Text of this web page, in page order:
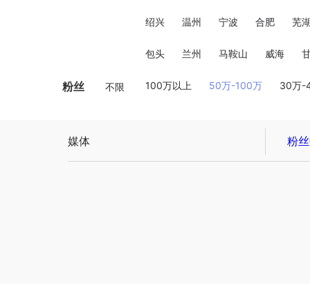
绍兴 温州 宁波 合肥 芜
包头 兰州 马鞍山 威海
粉丝 不限 100万以上 50万-100万 30万-
媒体 粉